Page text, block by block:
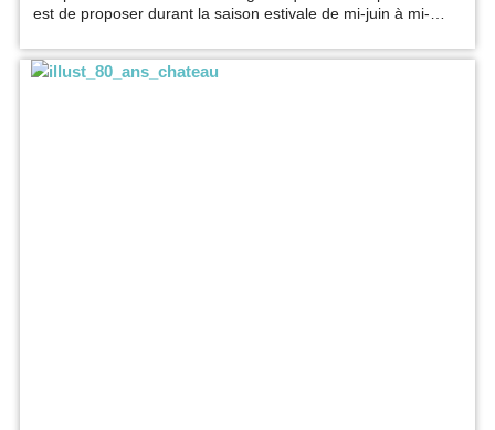
est de proposer durant la saison estivale de mi-juin à mi-…